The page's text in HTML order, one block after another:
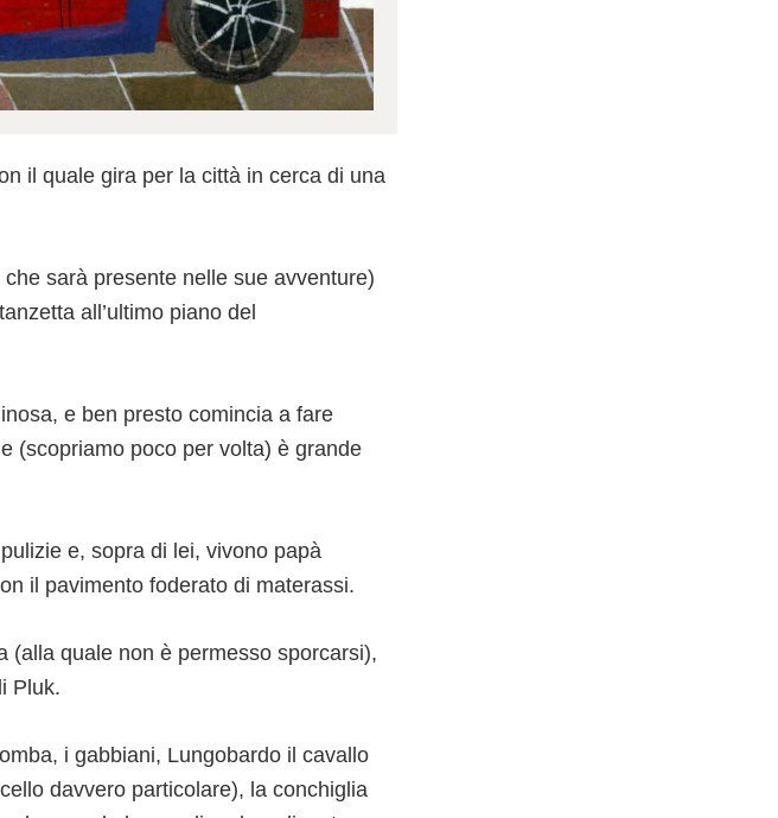
il quale gira per la città in cerca di una
sarà presente nelle sue avventure)
all’ultimo piano del
e ben presto comincia a fare
(scopriamo poco per volta) è grande
e, sopra di lei, vivono papà
il pavimento foderato di materassi.
(alla quale non è permesso sporcarsi),
Pluk.
i gabbiani, Lungobardo il cavallo
davvero particolare), la conchiglia